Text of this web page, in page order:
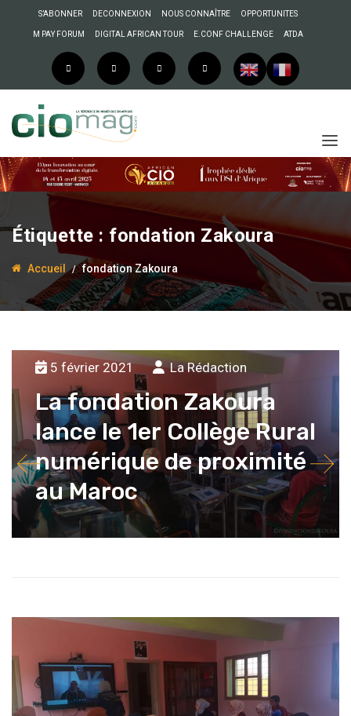
S’ABONNER DECONNEXION NOUS CONNAÎTRE OPPORTUNITES
M PAY FORUM DIGITAL AFRICAN TOUR E.CONF CHALLENGE ATDA
Étiquette : fondation Zakoura
Accueil fondation Zakoura
5 février 2021 La Rédaction
La fondation Zakoura
lance le 1er Collège Rural
numérique de proximité
au Maroc